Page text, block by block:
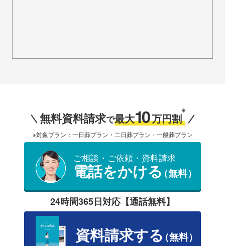
無料資料請求で最大10万円割
※
※対象プラン：一日葬プラン・二日葬プラン・一般葬プラン
ご相談・ご依頼・資料請求
電話をかける（無料）
24時間365日対応【通話無料】
資料請求する（無料）